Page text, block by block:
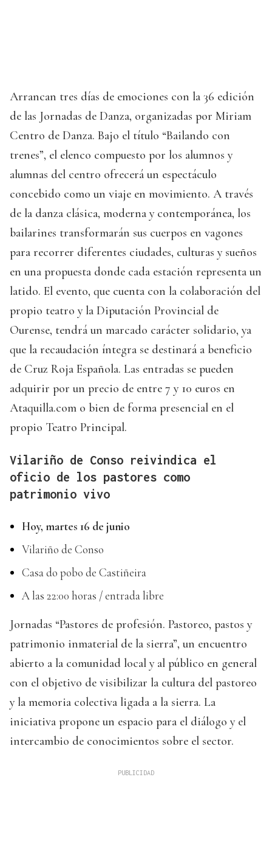
Arrancan tres días de emociones con la 36 edición
de las Jornadas de Danza, organizadas por Miriam
Centro de Danza. Bajo el título “Bailando con
trenes”, el elenco compuesto por los alumnos y
alumnas del centro ofrecerá un espectáculo
concebido como un viaje en movimiento. A través
de la danza clásica, moderna y contemporánea, los
bailarines transformarán sus cuerpos en vagones
para recorrer diferentes ciudades, culturas y sueños
en una propuesta donde cada estación representa un
latido. El evento, que cuenta con la colaboración del
propio teatro y la Diputación Provincial de
Ourense, tendrá un marcado carácter solidario, ya
que la recaudación íntegra se destinará a beneficio
de Cruz Roja Española. Las entradas se pueden
adquirir por un precio de entre 7 y 10 euros en
Ataquilla.com o bien de forma presencial en el
propio Teatro Principal.
Vilariño de Conso reivindica el
oficio de los pastores como
patrimonio vivo
Hoy, martes 16 de junio
Vilariño de Conso
Casa do pobo de Castiñeira
A las 22:00 horas / entrada libre
Jornadas “Pastores de profesión. Pastoreo, pastos y
patrimonio inmaterial de la sierra”, un encuentro
abierto a la comunidad local y al público en general
con el objetivo de visibilizar la cultura del pastoreo
y la memoria colectiva ligada a la sierra. La
iniciativa propone un espacio para el diálogo y el
intercambio de conocimientos sobre el sector.